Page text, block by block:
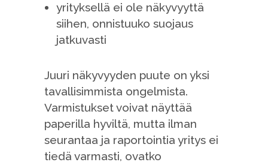
yrityksellä ei ole näkyvyyttä
siihen, onnistuuko suojaus
jatkuvasti
Juuri näkyvyyden puute on yksi
tavallisimmista ongelmista.
Varmistukset voivat näyttää
paperilla hyviltä, mutta ilman
seurantaa ja raportointia yritys ei
tiedä varmasti, ovatko